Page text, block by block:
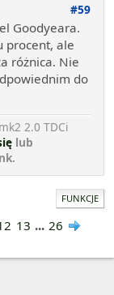
#59
Goodyeara.
procent, ale
różnica. Nie
do
2.0 TDCi
lub
FUNKCJE
13 ... 26